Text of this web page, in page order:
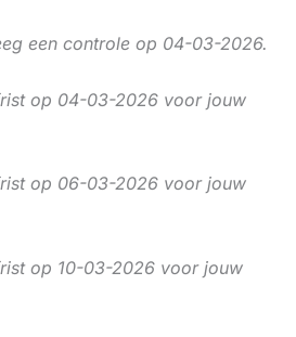
een controle op 04-03-2026.
op 04-03-2026 voor jouw
op 06-03-2026 voor jouw
op 10-03-2026 voor jouw